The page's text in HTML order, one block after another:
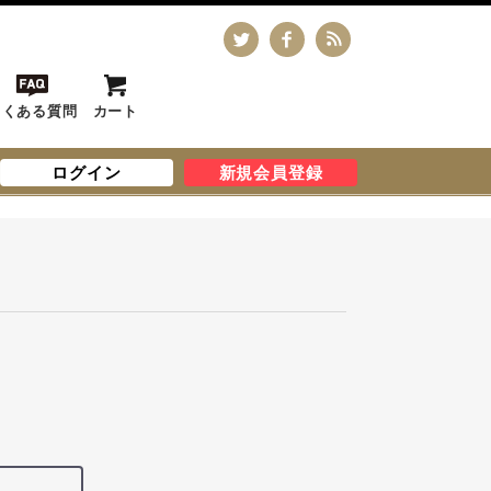
ある質問 カート
ログイン 新規会員登録